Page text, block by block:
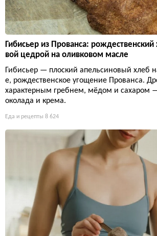
Гибисьер из Прованса: рождественский
вой цедрой на оливковом масле
Гибисьер — плоский апельсиновый хлеб
е, рождественское угощение Прованса.
характерным гребнем, мёдом и сахаром
околада и крема.
Еда и рецепты 8 624